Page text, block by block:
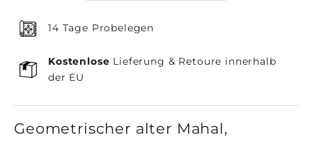
14 Tage Probelegen
Kostenlose Lieferung & Retoure innerhalb
der EU
Geometrischer alter Mahal,